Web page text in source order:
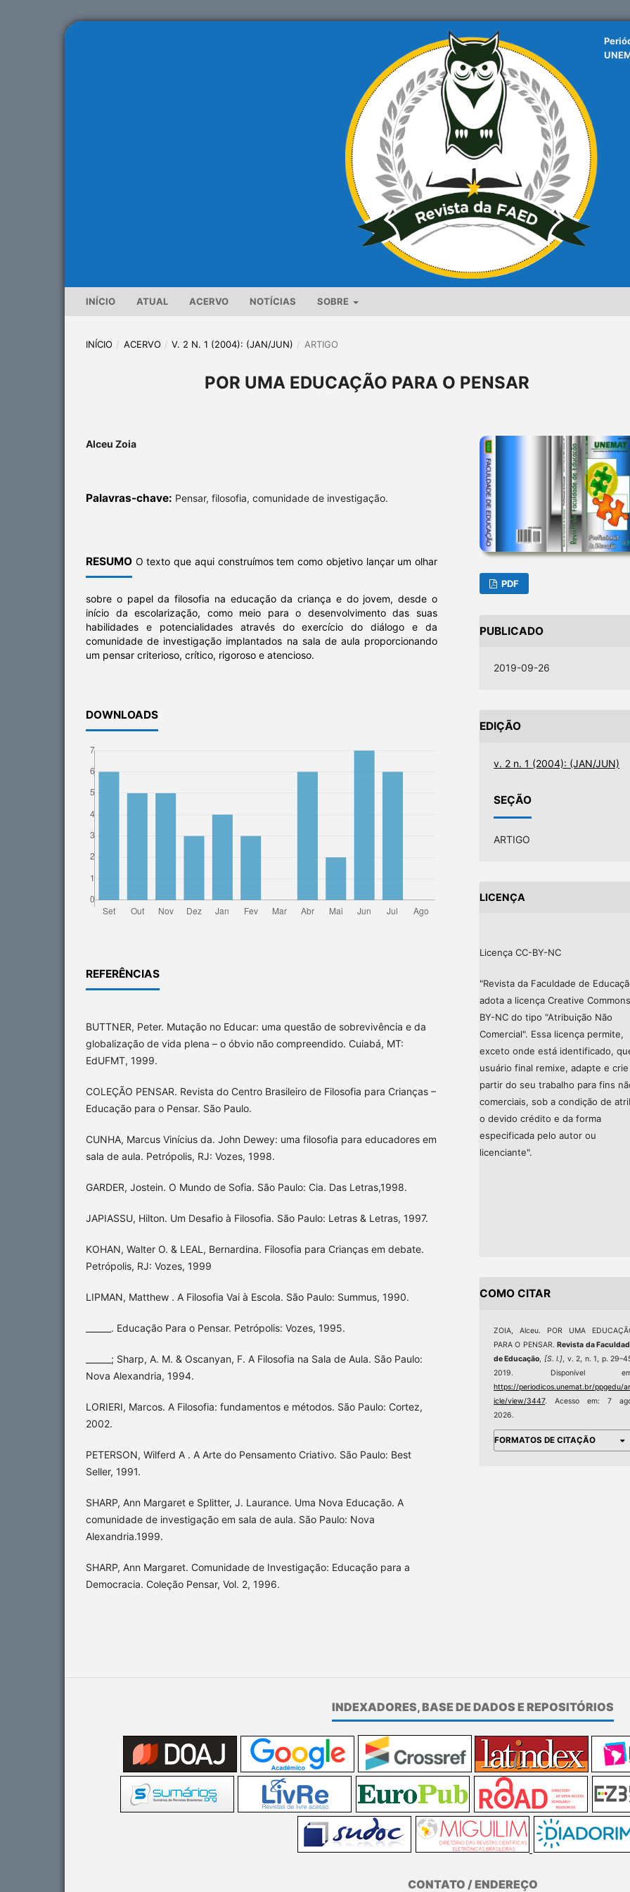
INÍCIO ATUAL ACERVO NOTÍCIAS SOBRE
INÍCIO / ACERVO / V. 2 N. 1 (2004): (JAN/JUN) / ARTIGO
POR UMA EDUCAÇÃO PARA O PENSAR
Alceu Zoia
Palavras-chave: Pensar, filosofia, comunidade de investigação.
RESUMO O texto que aqui construímos tem como objetivo lançar um olhar
sobre o papel da filosofia na educação da criança e do jovem, desde o
início da escolarização, como meio para o desenvolvimento das suas
habilidades e potencialidades através do exercício do diálogo e da
comunidade de investigação implantados na sala de aula proporcionando
um pensar criterioso, crítico, rigoroso e atencioso.
DOWNLOADS
REFERÊNCIAS
BUTTNER, Peter. Mutação no Educar: uma questão de sobrevivência e da
globalização de vida plena – o óbvio não compreendido. Cuiabá, MT:
EdUFMT, 1999.
COLEÇÃO PENSAR. Revista do Centro Brasileiro de Filosofia para Crianças –
Educação para o Pensar. São Paulo.
CUNHA, Marcus Vinícius da. John Dewey: uma filosofia para educadores em
sala de aula. Petrópolis, RJ: Vozes, 1998.
GARDER, Jostein. O Mundo de Sofia. São Paulo: Cia. Das Letras,1998.
JAPIASSU, Hilton. Um Desafio à Filosofia. São Paulo: Letras & Letras, 1997.
KOHAN, Walter O. & LEAL, Bernardina. Filosofia para Crianças em debate.
Petrópolis, RJ: Vozes, 1999
LIPMAN, Matthew . A Filosofia Vai à Escola. São Paulo: Summus, 1990.
______. Educação Para o Pensar. Petrópolis: Vozes, 1995.
______; Sharp, A. M. & Oscanyan, F. A Filosofia na Sala de Aula. São Paulo:
Nova Alexandria, 1994.
LORIERI, Marcos. A Filosofia: fundamentos e métodos. São Paulo: Cortez,
2002.
PETERSON, Wilferd A . A Arte do Pensamento Criativo. São Paulo: Best
Seller, 1991.
SHARP, Ann Margaret e Splitter, J. Laurance. Uma Nova Educação. A
comunidade de investigação em sala de aula. São Paulo: Nova
Alexandria.1999.
SHARP, Ann Margaret. Comunidade de Investigação: Educação para a
Democracia. Coleção Pensar, Vol. 2, 1996.
PDF
PUBLICADO
2019-09-26
EDIÇÃO
v. 2 n. 1 (2004): (JAN/JUN)
SEÇÃO
ARTIGO
LICENÇA
Licença CC-BY-NC
"Revista da Faculdade de
adota a licença Creative Commons
BY-NC do tipo "Atribuição Não
Comercial". Essa licença permite,
exceto onde está identificado,
usuário final remixe, adapte e crie
partir do seu trabalho para fins
comerciais, sob a condição de
o devido crédito e da forma
especificada pelo autor ou
licenciante".
COMO CITAR
ZOIA, Alceu. POR UMA
PARA O PENSAR.Revista da
de Educação, [S. l.], v. 2, n. 1, p.
2019. Disponível
https://periodicos.unemat.br/ppgedu/
icle/view/3447. Acesso em: 7
2026.
FORMATOS DE CITAÇÃO
INDEXADORES, BASE DE DADOS E REPOSITÓRIOS
CONTATO / ENDEREÇO